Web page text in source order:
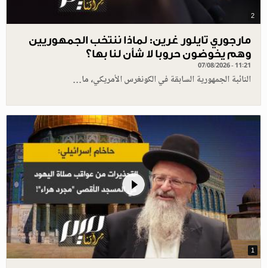
2
مارجوري تايلور غرين: لماذا ننتخب الجمهوريين
وهم يخوضون حروبا لا شأن لنا بها؟
07/08/2026 - 11:21
النائبة الجمهورية السابقة في الكونغرس الأمريكي، ما…
1